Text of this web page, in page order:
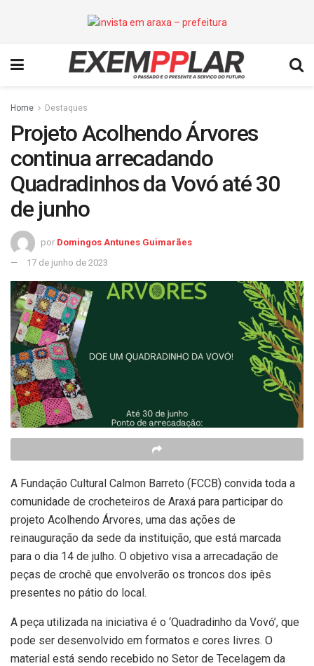
Home Destaques
Projeto Acolhendo Árvores
continua arrecadando
Quadradinhos da Vovó até 30
de junho
por Domingos Antunes Guimarães
17 de junho de 2023
A Fundação Cultural Calmon Barreto (FCCB) convida toda a
comunidade de crocheteiros de Araxá para participar do
projeto Acolhendo Árvores, uma das ações de
reinauguração da sede da instituição, que está marcada
para o dia 14 de julho. O objetivo visa a arrecadação de
peças de crochê que envolverão os troncos dos ipês
presentes no pátio do local.
A peça utilizada na iniciativa é o ‘Quadradinho da Vovó’, que
pode ser desenvolvido em formatos e cores livres. O
material está sendo recebido no Setor de Tecelagem da